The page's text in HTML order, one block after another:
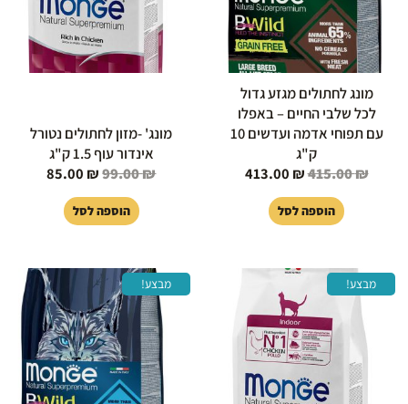
מונג לחתולים מגזע גדול
לכל שלבי החיים – באפלו
עם תפוחי אדמה ועדשים 10
ק"ג
415.00₪
413.00 ₪
הוספה לסל
מונג' -מזון לחתולים נטורל
אינדור עוף 1.5 ק"ג
99.00₪
85.00 ₪
הוספה לסל
מבצע!
המחיר
המקורי
היה:
299.00 ₪.
288.00 ₪.
מבצע!
המחיר
המקורי
היה:
99.00 ₪.
המחיר
הנוכחי
הוא:
89.00 ₪.